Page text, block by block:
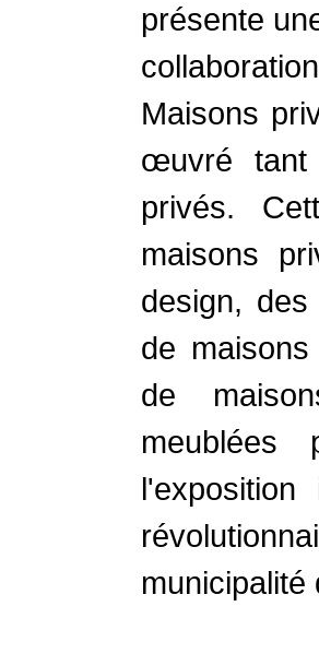
présente
Maisons
œuvré tant
privés.
maisons
design,
de
de
municipalité